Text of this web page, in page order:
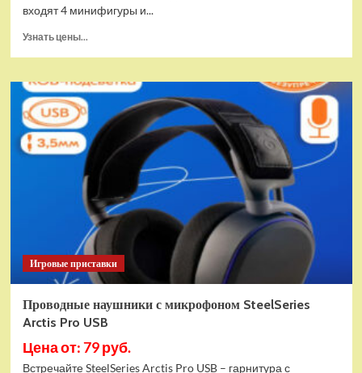
входят 4 минифигуры и...
Узнать цены...
(EU)
Конструктор
LEGO
Star
Wars
Истребитель
и
гибрид
X-
Wing
(75393)
Игровые приставки
Проводные наушники с микрофоном SteelSeries
Arctis Pro USB
Цена от: 79 руб.
Встречайте SteelSeries Arctis Pro USB – гарнитура с